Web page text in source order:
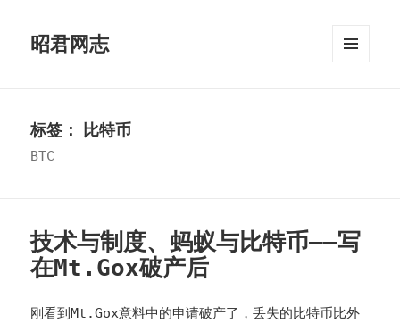
昭君网志
标签： 比特币
BTC
技术与制度、蚂蚁与比特币——写
在Mt.Gox破产后
刚看到Mt.Gox意料中的申请破产了，丢失的比特币比外